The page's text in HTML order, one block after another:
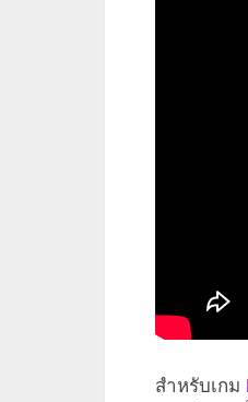
สำหรับเกม